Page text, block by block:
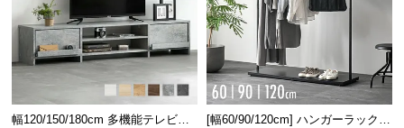
横幅 奥行き
約96㎝ 約12㎝
幅120/150/180cm 多機能テレビボ
[幅60/90/120cm] ハンガーラック